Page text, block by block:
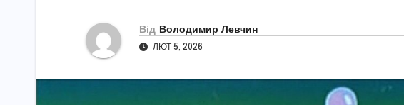
Від Володимир Левчин
ЛЮТ 5, 2026